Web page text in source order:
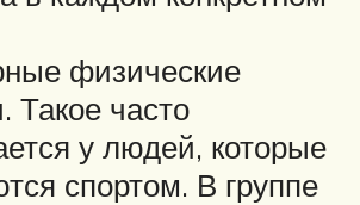
физические
Такое часто
у людей, которые
спортом. В группе